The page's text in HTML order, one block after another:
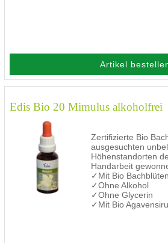
Artikel
Edis Bio 20 Mimulus alkoholfrei
Zertifizierte Bio
ausgesuchten
Höhenstandorten
Handarbeit
✓Mit Bio Bachblüten
✓Ohne Alkohol
✓Ohne Glycerin
✓Mit Bio